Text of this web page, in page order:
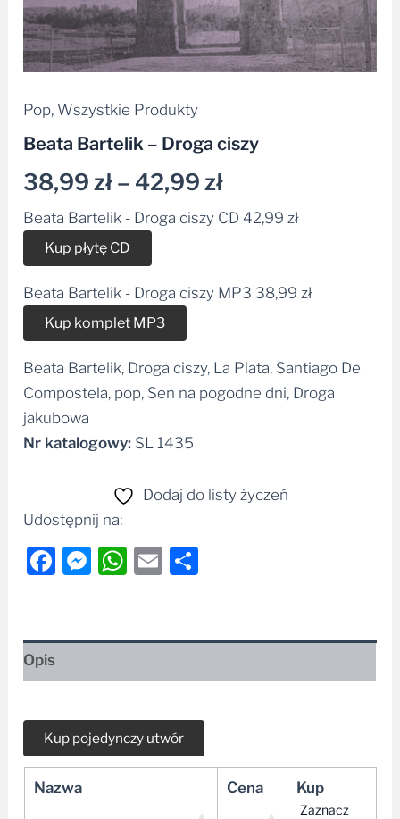
Pop, Wszystkie Produkty
Beata Bartelik – Droga ciszy
38,99zł– 42,99zł
Beata Bartelik - Droga ciszy CD 42,99zł
Kup płytę CD
Beata Bartelik - Droga ciszy MP3 38,99zł
Kup komplet MP3
Beata Bartelik, Droga ciszy, La Plata, Santiago De
Compostela, pop, Sen na pogodne dni, Droga
jakubowa
Nr katalogowy: SL 1435
Dodaj do listy życzeń
Udostępnij na:
Facebook
Messenger
WhatsApp
Email
Opis
Nazwa Cena Kup
Zaznacz